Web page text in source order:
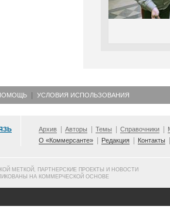
УСЛОВИЯ ИСПОЛЬЗОВАНИЯ
Архив Авторы Темы Справочники
О «Коммерсанте»
Редакция Контакты
МЕТКОЙ, ПАРТНЕРСКИЕ ПРОЕКТЫ И НОВОСТИ
НА КОММЕРЧЕСКОЙ ОСНОВЕ